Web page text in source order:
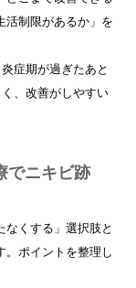
活制限があるか」を
症期が過ぎたあと
、改善がしやすい
でニキビ跡
なくする」選択肢と
。ポイントを整理し